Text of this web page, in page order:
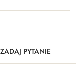
ZADAJ PYTANIE